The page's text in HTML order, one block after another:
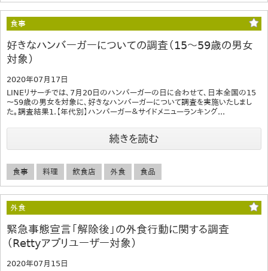
食事
好きなハンバーガーについての調査（15～59歳の男女
対象）
2020年07月17日
LINEリサーチでは、7月20日のハンバーガーの日に合わせて、日本全国の15
～59歳の男女を対象に、好きなハンバーガーについて調査を実施いたしまし
た。調査結果1.【年代別】ハンバーガー＆サイドメニューランキング...
続きを読む
食事 料理 飲食店 外食 食品
外食
緊急事態宣言「解除後」の外食行動に関する調査
（Rettyアプリユーザー対象）
2020年07月15日